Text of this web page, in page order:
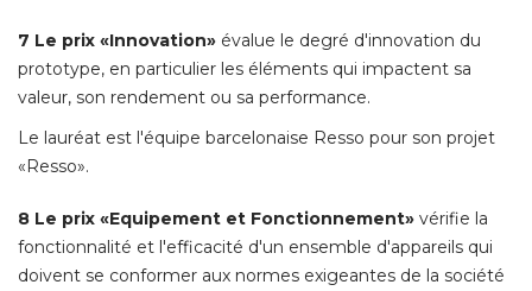
7 Le prix «Innovation» évalue le degré d'innovation du
prototype, en particulier les éléments qui impactent sa
valeur, son rendement ou sa performance.
Le lauréat est l'équipe barcelonaise Resso pour son projet
«Resso».
8 Le prix «Equipement et Fonctionnement» vérifie la
fonctionnalité et l'efficacité d'un ensemble d'appareils qui
doivent se conformer aux normes exigeantes de la société